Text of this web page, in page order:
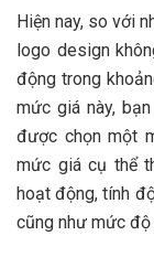
Hiện nay, so với
logo design
động trong
mức giá này,
được chọn một
mức giá cụ thể
hoạt động, tính
cũng như mức